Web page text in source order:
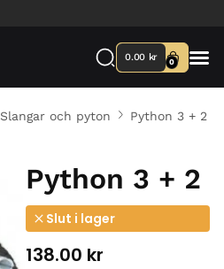
0.00 kr 0
Slangar och pyton Python 3 + 2
Python 3 + 2
Slut i lager
138.00 kr